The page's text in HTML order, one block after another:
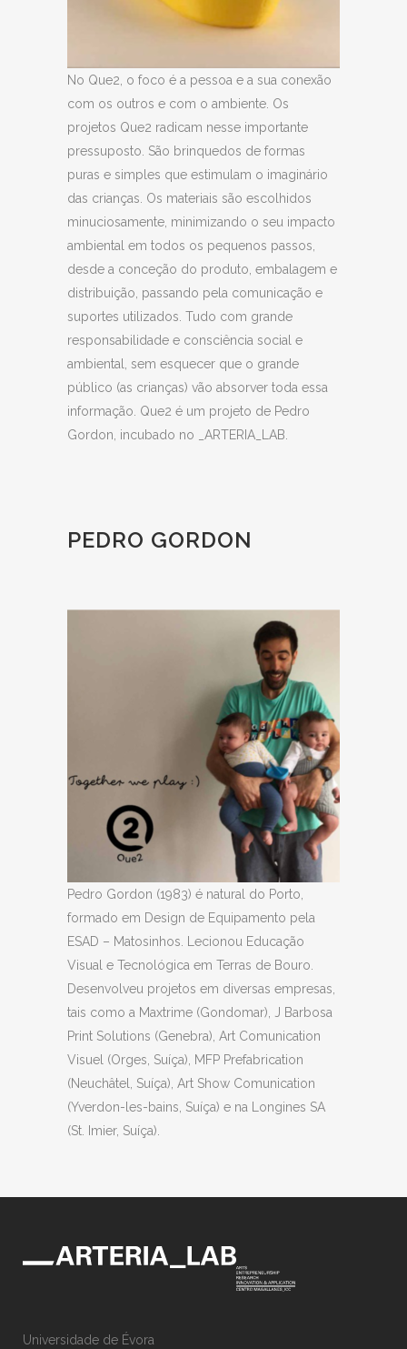
No Que2, o foco é a pessoa e a sua conexão
com os outros e com o ambiente. Os
projetos Que2 radicam nesse importante
pressuposto. São brinquedos de formas
puras e simples que estimulam o imaginário
das crianças. Os materiais são escolhidos
minuciosamente, minimizando o seu impacto
ambiental em todos os pequenos passos,
desde a conceção do produto, embalagem e
distribuição, passando pela comunicação e
suportes utilizados. Tudo com grande
responsabilidade e consciência social e
ambiental, sem esquecer que o grande
público (as crianças) vão absorver toda essa
informação. Que2 é um projeto de Pedro
Gordon, incubado no _ARTERIA_LAB.
PEDRO GORDON
Pedro Gordon (1983) é natural do Porto,
formado em Design de Equipamento pela
ESAD – Matosinhos. Lecionou Educação
Visual e Tecnológica em Terras de Bouro.
Desenvolveu projetos em diversas empresas,
tais como a Maxtrime (Gondomar), J Barbosa
Print Solutions (Genebra), Art Comunication
Visuel (Orges, Suíça), MFP Prefabrication
(Neuchâtel, Suíça), Art Show Comunication
(Yverdon-les-bains, Suíça) e na Longines SA
(St. Imier, Suíça).
Universidade de Évora